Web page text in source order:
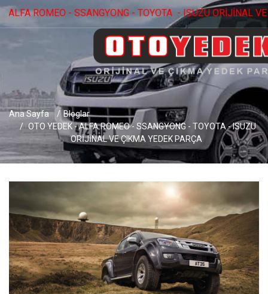
- SSANGYONG - TOYOTA - ISUZU ORİJİNAL VE
Ana Sayfa
Bloglar
OTO YEDEK - ALFA ROMEO - SSANGYONG - TOYOTA - ISUZU
ORİJİNAL VE ÇIKMA YEDEK PARÇA